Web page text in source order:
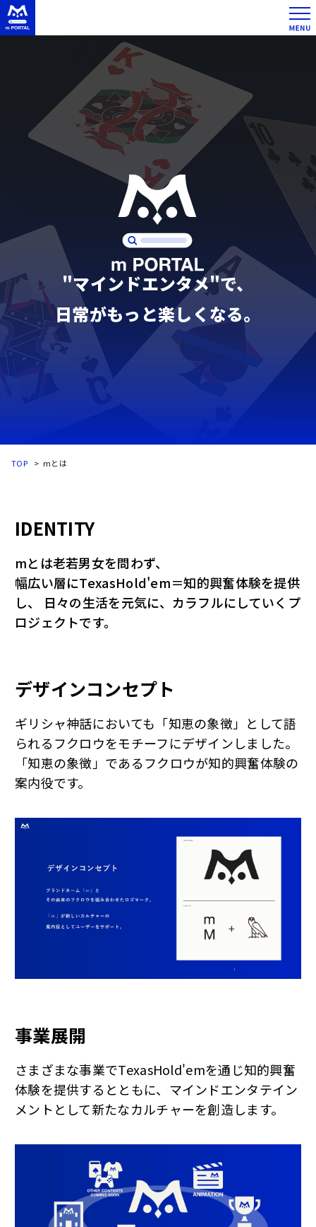
"マインドエンタメ"で、
日常がもっと楽しくなる。
TOP mとは
IDENTITY
mとは老若男女を問わず、
幅広い層にTexasHold'em＝知的興奮体験を提供
し、
日々の生活を元気に、カラフルにしていくプ
ロジェクトです。
デザインコンセプト
ギリシャ神話においても「知恵の象徴」として語
られるフクロウをモチーフにデザインしました。
「知恵の象徴」であるフクロウが知的興奮体験の
案内役です。
事業展開
さまざまな事業でTexasHold'emを通じ知的興奮
体験を提供するとともに、マインドエンタテイン
メントとして新たなカルチャーを創造します。